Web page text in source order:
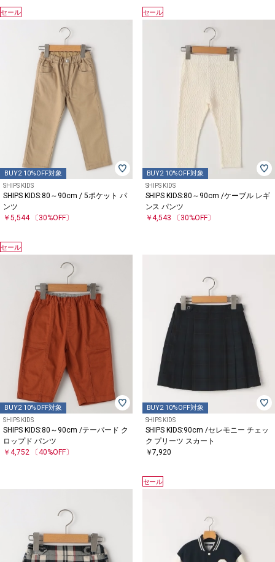
セール
BUY2 10%OFF対象
SHIPS KIDS
SHIPS KIDS:80～90cm / 5ポケット パ
ンツ
￥5,544〔30%OFF〕
セール
BUY2 10%OFF対象
SHIPS KIDS
SHIPS KIDS:80～90cm /ケーブル レギ
ンス パンツ
￥4,543
〔30%OFF〕
セール
BUY2 10%OFF対象
SHIPS KIDS
SHIPS KIDS:80～90cm /テーパード ク
ロップド パンツ
￥4,752〔40%OFF〕
BUY2 10%OFF対象
SHIPS KIDS
SHIPS KIDS:90cm /セレモニー チェッ
ク プリーツ スカート
￥7,920
セール